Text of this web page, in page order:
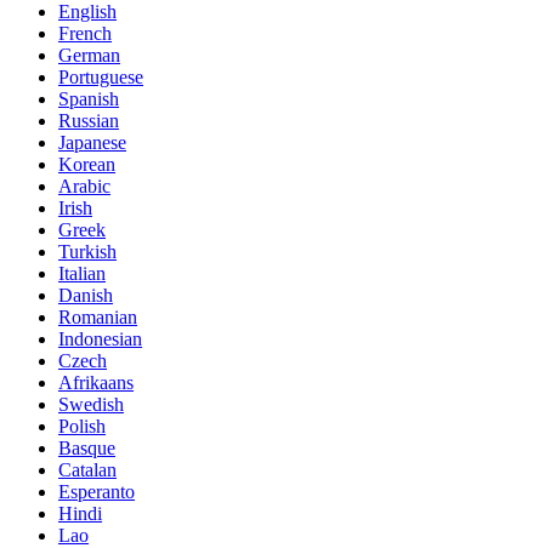
English
French
German
Portuguese
Spanish
Russian
Japanese
Korean
Arabic
Irish
Greek
Turkish
Italian
Danish
Romanian
Indonesian
Czech
Afrikaans
Swedish
Polish
Basque
Catalan
Esperanto
Hindi
Lao